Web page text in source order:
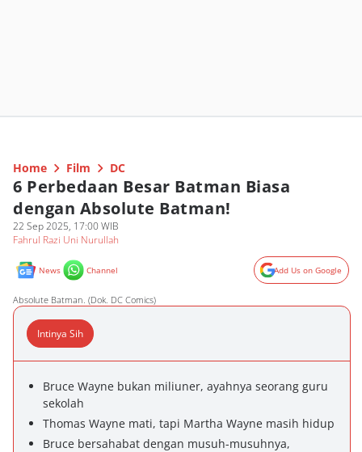
Home Film DC
6 Perbedaan Besar Batman Biasa
dengan Absolute Batman!
22 Sep 2025, 17:00 WIB
Fahrul Razi Uni Nurullah
News Channel Add Us on Google
Absolute Batman. (Dok. DC Comics)
Intinya Sih
Bruce Wayne bukan miliuner, ayahnya seorang guru
sekolah
Thomas Wayne mati, tapi Martha Wayne masih hidup
Bruce bersahabat dengan musuh-musuhnya,